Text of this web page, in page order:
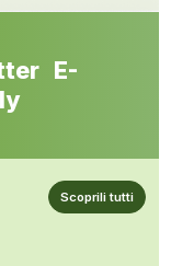
E-
Scoprili tutti